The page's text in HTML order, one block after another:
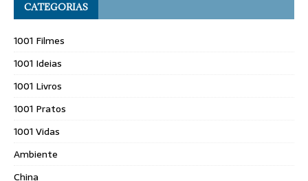
CATEGORIAS
1001 Filmes
1001 Ideias
1001 Livros
1001 Pratos
1001 Vidas
Ambiente
China